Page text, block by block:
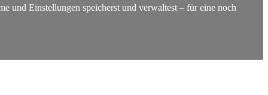
und Einstellungen speicherst und verwaltest – für eine noch